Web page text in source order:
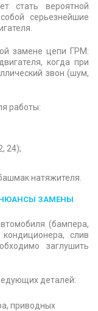
стать вероятной
серьезнейшие
замене цепи ГРМ:
когда при
звон (шум,
работы:
24);
натяжителя.
НЮАНСЫ ЗАМЕНЫ
(бампера,
слив
заглушить
деталей:
приводных